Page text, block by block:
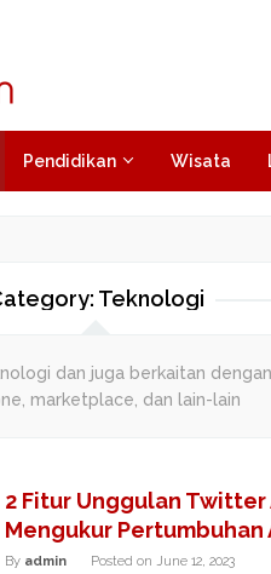
Pendidikan Wisata
Teknologi
dan juga berkaitan
marketplace, dan lain-lain
2 Fitur Unggulan
Mengukur Pertumbuhan
By admin Posted on June 12, 2023